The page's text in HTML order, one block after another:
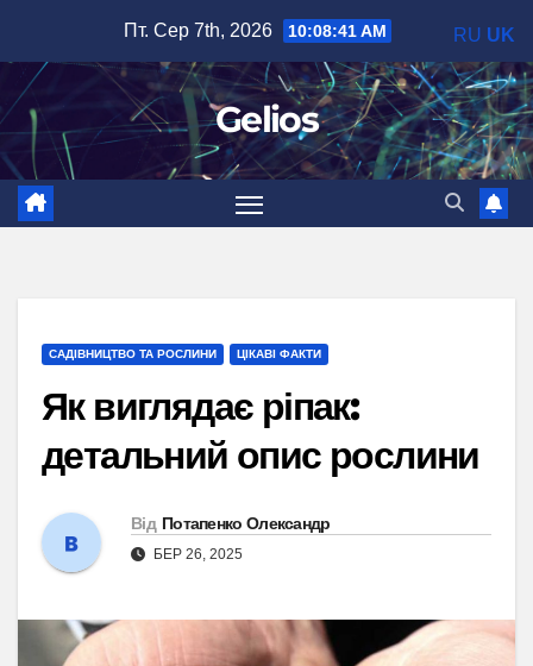
вмісту
Пт. Сер 7th, 2026 10:08:43 AM
Gelios
САДІВНИЦТВО ТА РОСЛИНИ ЦІКАВІ ФАКТИ
Як виглядає ріпак:
детальний опис рослини
Від Потапенко Олександр
БЕР 26, 2025
RU UK